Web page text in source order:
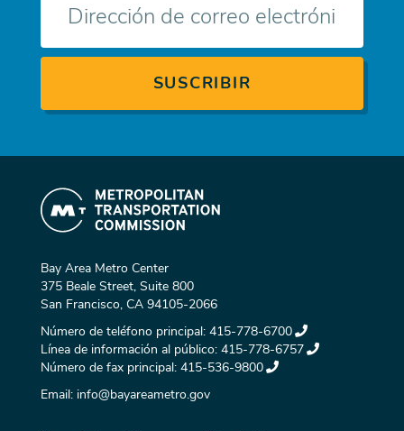
electrónico
Bay Area Metro Center
375 Beale Street, Suite 800
San Francisco, CA 94105-2066
Número de teléfono principal: 415-778-6700
Línea de información al público: 415-778-6757
Número de fax principal: 415-536-9800
Email: info@bayareametro.gov